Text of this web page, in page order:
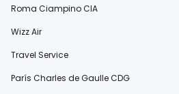
Roma Ciampino CIA
Wizz Air
Travel Service
París Charles de Gaulle CDG